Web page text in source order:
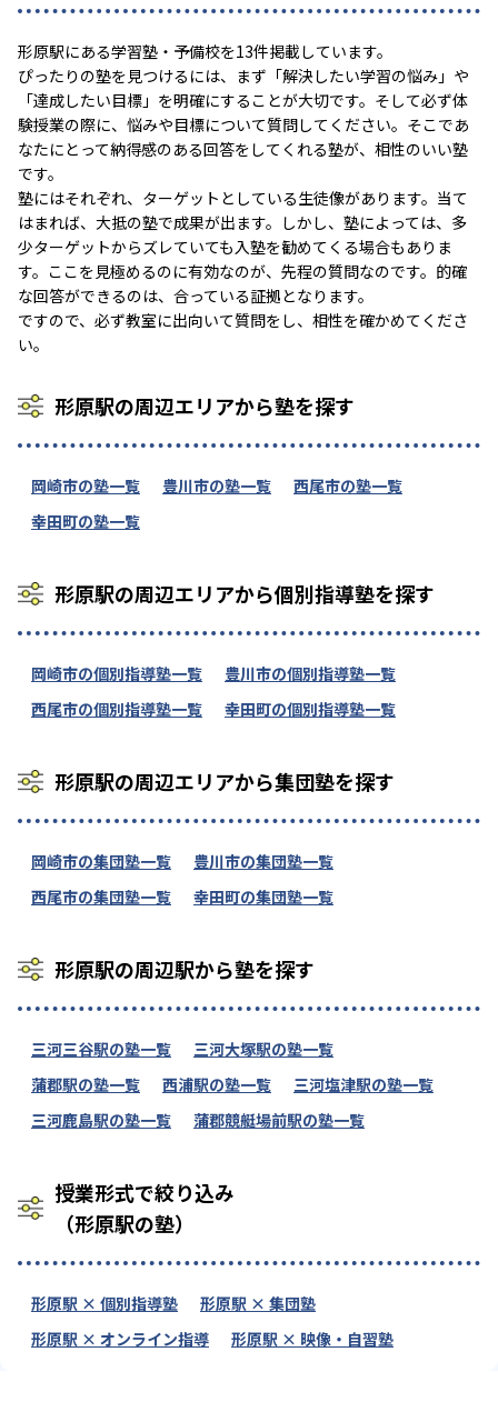
形原駅にある学習塾・予備校を13件掲載しています。
ぴったりの塾を見つけるには、まず「解決したい学習の悩み」や
「達成したい目標」を明確にすることが大切です。そして必ず体
験授業の際に、悩みや目標について質問してください。そこであ
なたにとって納得感のある回答をしてくれる塾が、相性のいい塾
です。
塾にはそれぞれ、ターゲットとしている生徒像があります。当て
はまれば、大抵の塾で成果が出ます。しかし、塾によっては、多
少ターゲットからズレていても入塾を勧めてくる場合もありま
す。ここを見極めるのに有効なのが、先程の質問なのです。的確
な回答ができるのは、合っている証拠となります。
ですので、必ず教室に出向いて質問をし、相性を確かめてくださ
い。
形原駅の周辺エリアから塾を探す
岡崎市の塾一覧 豊川市の塾一覧
西尾市の塾一覧
幸田町の塾一覧
形原駅の周辺エリアから個別指導塾を探す
岡崎市の個別指導塾一覧
豊川市の個別指導塾一覧
西尾市の個別指導塾一覧
幸田町の個別指導塾一覧
形原駅の周辺エリアから集団塾を探す
岡崎市の集団塾一覧
豊川市の集団塾一覧
西尾市の集団塾一覧
幸田町の集団塾一覧
形原駅の周辺駅から塾を探す
三河三谷駅の塾一覧
三河大塚駅の塾一覧
蒲郡駅の塾一覧
西浦駅の塾一覧
三河塩津駅の塾一覧
三河鹿島駅の塾一覧
蒲郡競艇場前駅の塾一覧
授業形式で絞り込み
（形原駅の塾）
形原駅 × 個別指導塾
形原駅 × 集団塾
形原駅 × オンライン指導
形原駅 × 映像・自習塾